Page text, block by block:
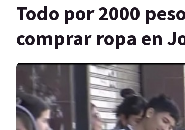
Todo por 2000
comprar ropa en